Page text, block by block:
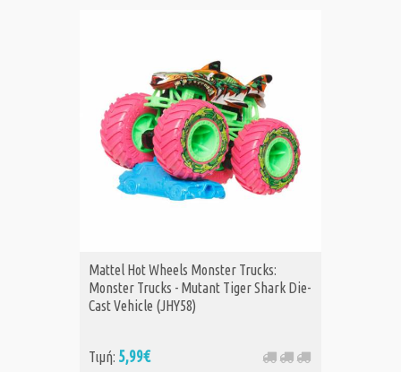
Mattel Hot Wheels Monster Trucks:
Monster Trucks - Mutant Tiger Shark Die-
Cast Vehicle (JHY58)
Τιμή: 5,99€